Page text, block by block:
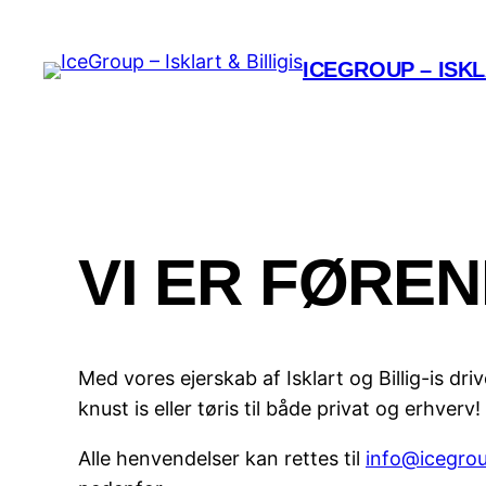
indhold
ICEGROUP –
VI ER
Med vores ejerskab af Isklart og Billig-is
knust is eller tøris til både privat og erhverv!
Alle henvendelser kan rettes til